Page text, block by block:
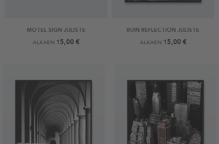
MOTEL SIGN JULISTE
ALKAEN 15,00 €
RUIN REFLECTION JULISTE
ALKAEN 15,00 €